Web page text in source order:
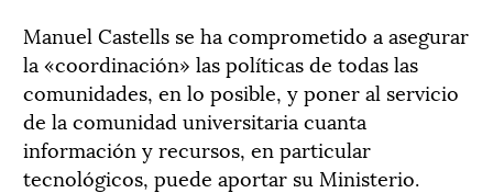
Manuel Castells se ha comprometido a asegurar
la «coordinación» las políticas de todas las
comunidades, en lo posible, y poner al servicio
de la comunidad universitaria cuanta
información y recursos, en particular
tecnológicos, puede aportar su Ministerio.